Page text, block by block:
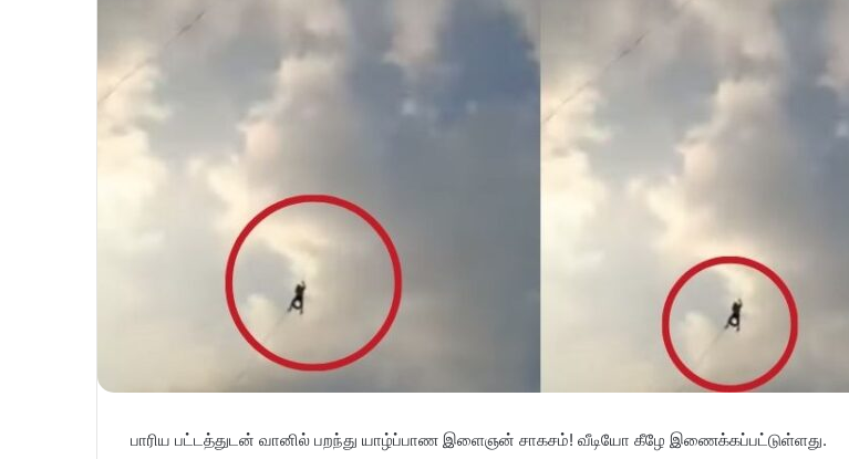
பாரிய பட்டத்துடன் வானில் பறந்து யாழ்ப்பாண இளைஞன் சாகசம்! வீடியோ கீழே இணைக்கப்பட்டுள்ளது.